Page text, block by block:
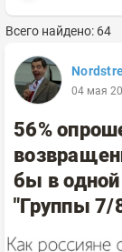
Всего найдено: 64
04 мая
56%
бы в
"Группы 7/